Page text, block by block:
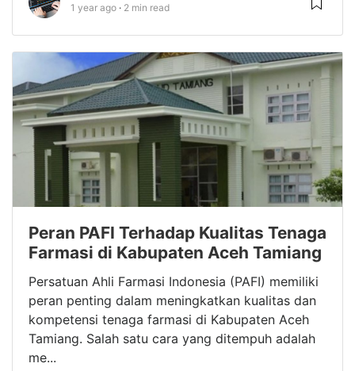
1 year ago
2 min read
Peran PAFI Terhadap Kualitas Tenaga
Farmasi di Kabupaten Aceh Tamiang
Persatuan Ahli Farmasi Indonesia (PAFI) memiliki
peran penting dalam meningkatkan kualitas dan
kompetensi tenaga farmasi di Kabupaten Aceh
Tamiang. Salah satu cara yang ditempuh adalah
me...